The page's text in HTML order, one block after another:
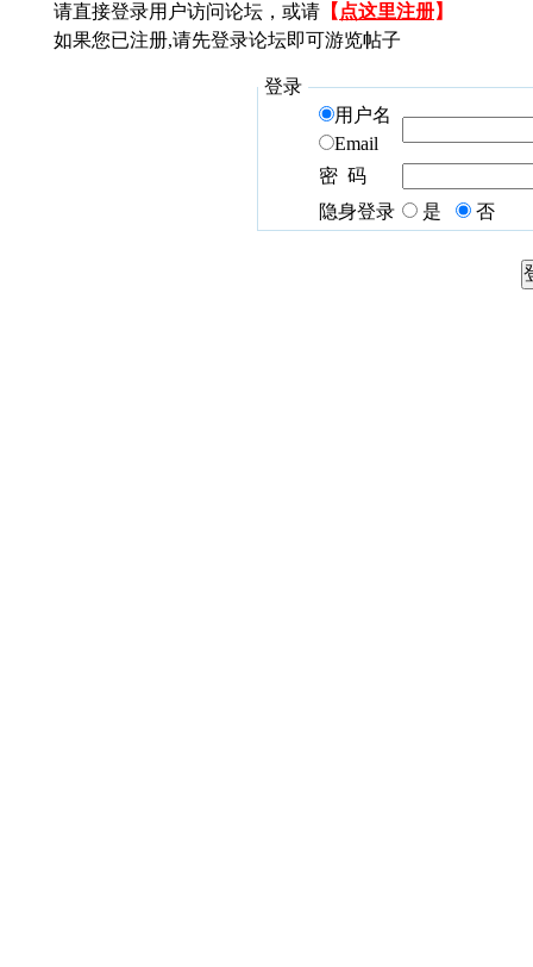
请直接登录用户访问论坛，或请 【 点这里注册】
如果您已注册,请先登录论坛即可游览帖子
登录
用户名
Email
密 码
隐身登录
是 否